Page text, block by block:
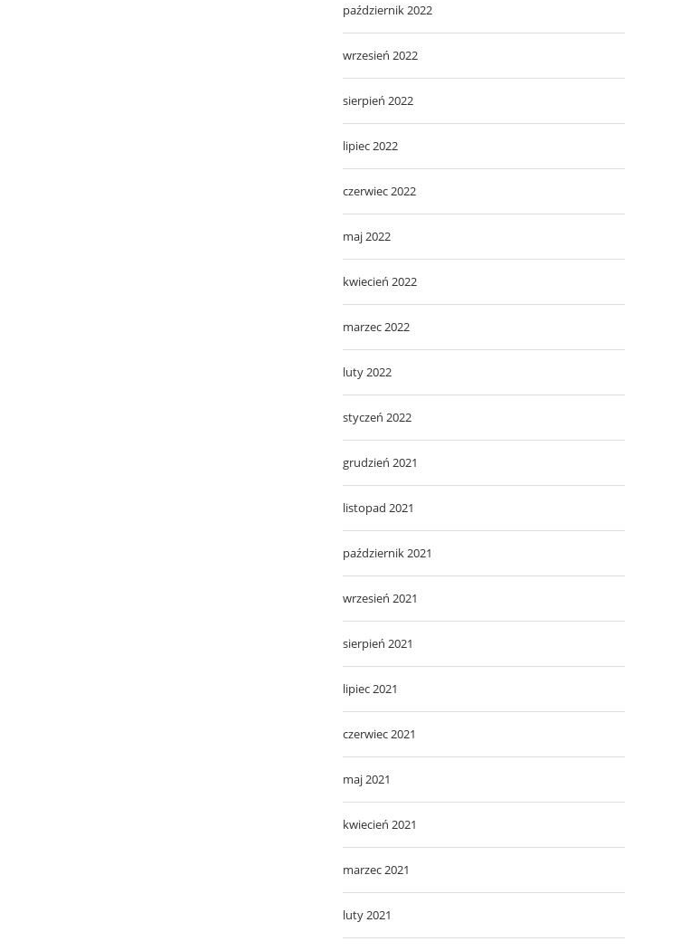
październik 2022
wrzesień 2022
sierpień 2022
lipiec 2022
czerwiec 2022
maj 2022
kwiecień 2022
marzec 2022
luty 2022
styczeń 2022
grudzień 2021
listopad 2021
październik 2021
wrzesień 2021
sierpień 2021
lipiec 2021
czerwiec 2021
maj 2021
kwiecień 2021
marzec 2021
luty 2021